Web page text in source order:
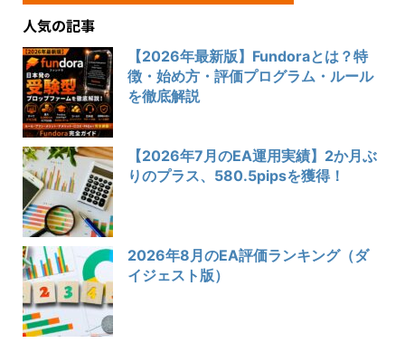
人気の記事
【2026年最新版】Fundoraとは？特
徴・始め方・評価プログラム・ルール
を徹底解説
【2026年7月のEA運用実績】2か月ぶ
りのプラス、580.5pipsを獲得！
2026年8月のEA評価ランキング（ダ
イジェスト版）